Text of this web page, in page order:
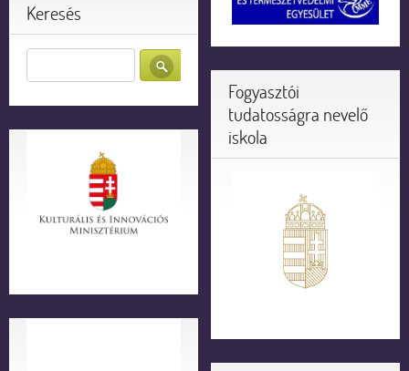
Keresés
Fogyasztói
tudatosságra nevelő
iskola